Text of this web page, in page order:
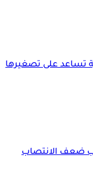
3 أصناف تسبب ضعف الانتصاب